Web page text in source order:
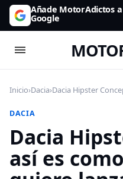
Añade MotorAdictos
Google
Inicio›Dacia›Dacia Hipster
DACIA
Dacia
así es